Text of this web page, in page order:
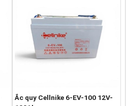
Ắc quy Cellnike 6-EV-100 12V-